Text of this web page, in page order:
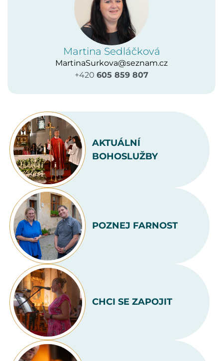
Martina Sedláčková
MartinaSurkova@seznam.cz
+420 605 859 807
AKTUÁLNÍ
BOHOSLUŽBY
POZNEJ FARNOST
CHCI SE ZAPOJIT